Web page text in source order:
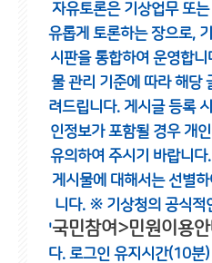
자유토론은 기상업무 또
유롭게 토론하는 장으로,
시판을 통합하여 운영합니
물 관리 기준에 따라 해당
려드립니다. 게시글 등록
인정보가 포함될 경우 개
유의하여 주시기 바랍니다.
게시물에 대해서는 선별
니다. ※ 기상청의 공식적
'국민참여>민원이용안
다. 로그인 유지시간(10분)